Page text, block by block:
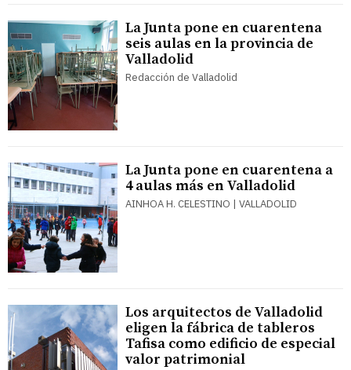
La Junta pone en cuarentena
seis aulas en la provincia de
Valladolid
Redacción de Valladolid
La Junta pone en cuarentena a
4 aulas más en Valladolid
AINHOA H. CELESTINO | VALLADOLID
Los arquitectos de Valladolid
eligen la fábrica de tableros
Tafisa como edificio de especial
valor patrimonial